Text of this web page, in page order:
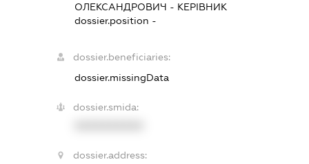
ОЛЕКСАНДРОВИЧ - КЕРІВНИК
dossier.position -
dossier.beneficiaries:
dossier.missingData
dossier.smida:
dossier.address: